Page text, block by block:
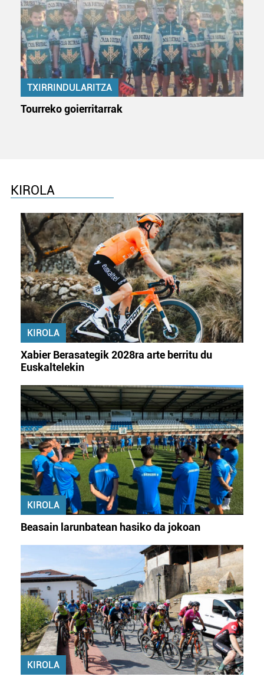
TXIRRINDULARITZA
Tourreko goierritarrak
KIROLA
KIROLA
Xabier Berasategik 2028ra arte berritu du
Euskaltelekin
KIROLA
Beasain larunbatean hasiko da jokoan
KIROLA